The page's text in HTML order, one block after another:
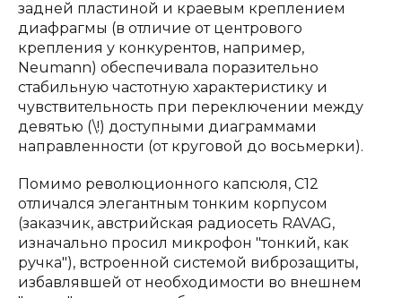
задней пластиной и краевым креплением
диафрагмы (в отличие от центрового
крепления у конкурентов, например,
Neumann) обеспечивала поразительно
стабильную частотную характеристику и
чувствительность при переключении между
девятью (\!) доступными диаграммами
направленности (от круговой до восьмерки).
Помимо революционного капсюля, C12
отличался элегантным тонким корпусом
(заказчик, австрийская радиосеть RAVAG,
изначально просил микрофон "тонкий, как
ручка"), встроенной системой виброзащиты,
избавлявшей от необходимости во внешнем